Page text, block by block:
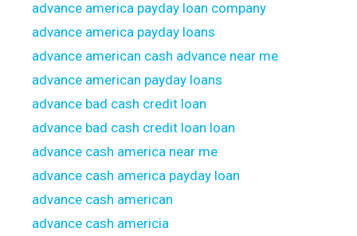
advance america payday loan company
advance america payday loans
advance american cash advance near me
advance american payday loans
advance bad cash credit loan
advance bad cash credit loan loan
advance cash america near me
advance cash america payday loan
advance cash american
advance cash americia